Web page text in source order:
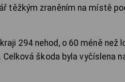
těžkým zraněním na místě
294 nehod, o 60 méně než
škoda byla vyčíslena